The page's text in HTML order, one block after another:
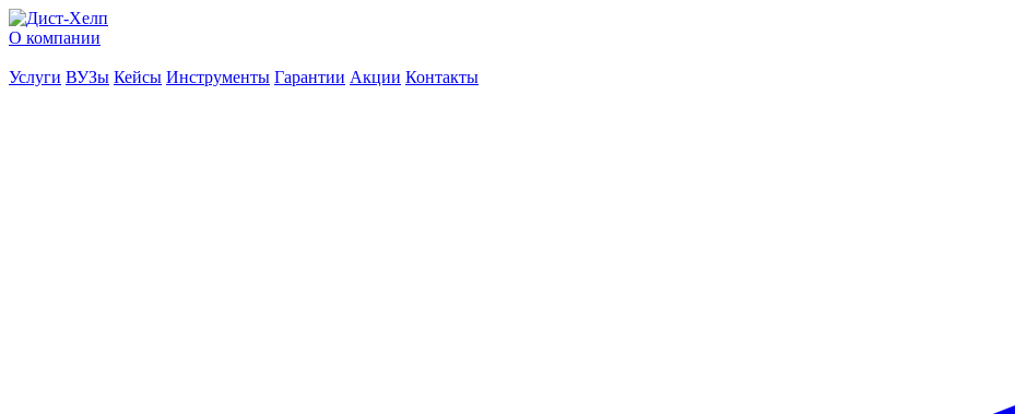
О компании
Услуги ВУЗы Кейсы Инструменты Гарантии Акции Контакты